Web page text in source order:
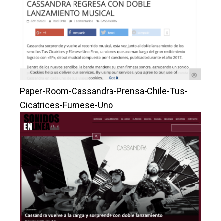
Paper-Room-Cassandra-Prensa-Chile-Tus-
Cicatrices-Fumese-Uno